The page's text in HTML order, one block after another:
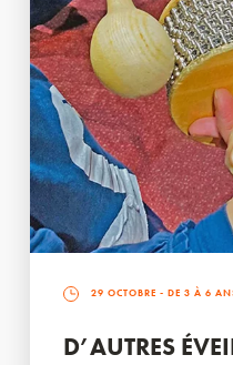
29 OCTOBRE - DE 3 À 6
D’AUTRES